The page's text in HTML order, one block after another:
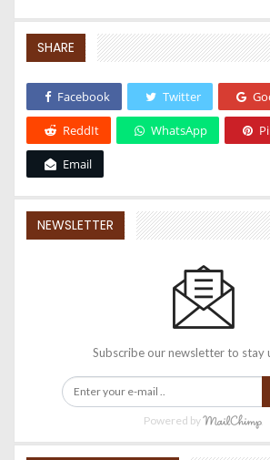
SHARE
Facebook Twitter
ReddIt WhatsApp
Email
NEWSLETTER
Subscribe our newsletter to stay
Powered by